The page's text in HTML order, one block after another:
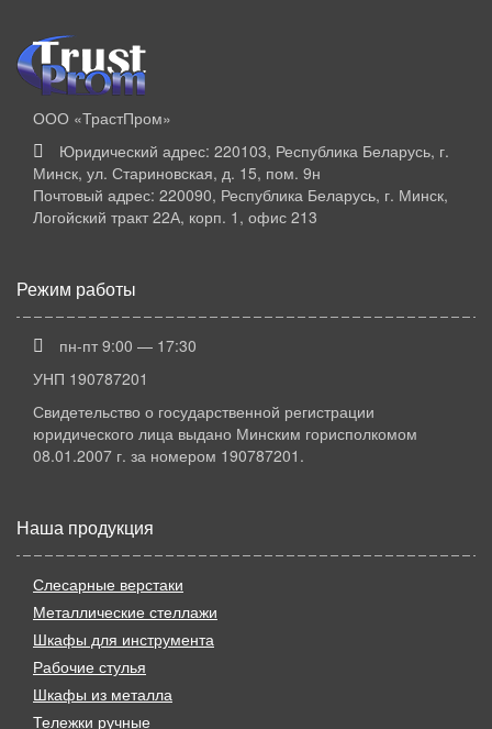
ООО «ТрастПром»
Юридический адрес: 220103, Республика Беларусь, г.
Минск, ул. Стариновская, д. 15, пом. 9н
Почтовый адрес: 220090, Республика Беларусь, г. Минск,
Логойский тракт 22А, корп. 1, офис 213
Режим работы
пн-пт 9:00 — 17:30
УНП 190787201
Свидетельство о государственной регистрации
юридического лица выдано Минским горисполкомом
08.01.2007 г. за номером 190787201.
Наша продукция
Слесарные верстаки
Металлические стеллажи
Шкафы для инструмента
Рабочие стулья
Шкафы из металла
Тележки ручные